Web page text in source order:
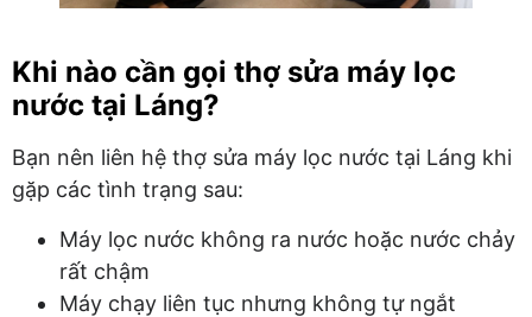
Khi nào cần gọi thợ sửa máy lọc
nước tại Láng?
Bạn nên liên hệ thợ sửa máy lọc nước tại Láng khi
gặp các tình trạng sau:
Máy lọc nước không ra nước hoặc nước chảy
rất chậm
Máy chạy liên tục nhưng không tự ngắt